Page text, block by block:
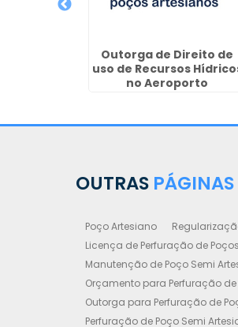
Outorga de Direito de
uso de Recursos
no Aeroporto
OUTRAS PÁGINAS
Poço Artesiano
Licença de Perfuração de
Manutenção de Poço Semi
Orçamento para Perfuração
Outorga para Perfuração de
Perfuração de Poço Semi